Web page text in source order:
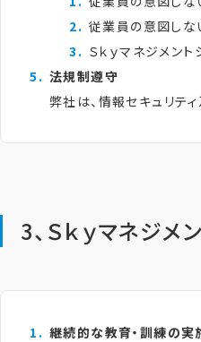
従業員の意図しな
Ｓｋｙマネジメン
法規制遵守
弊社は、情報セキュリテ
3、Ｓｋｙマネジメ
継続的な教育・訓練の実